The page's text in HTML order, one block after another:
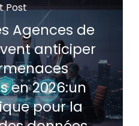
Post
Agences de
anticiper
en 2026:un
pour la